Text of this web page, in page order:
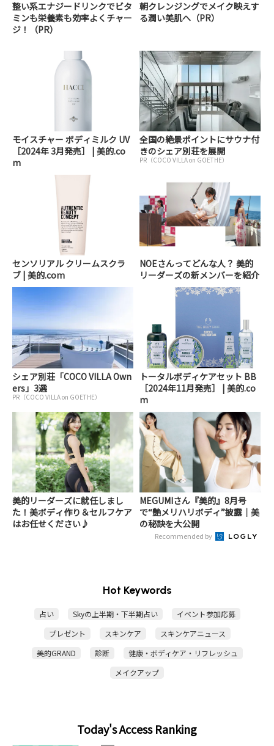
整い系エナジードリンクでビタ
ミンも栄養素も効率よくチャー
ジ！（PR）
朝クレンジングでメイク映えす
る潤い美肌へ（PR）
モイスチャー ボディミルク UV
［2024年 3月発売］ | 美的.co
m
全国の絶景ポイントにサウナ付
きのシェア別荘を展開
PR（COCO VILLA on GOETHE）
センソリアル クリームスクラ
ブ | 美的.com
NOEさんってどんな人？ 美的
リーダーズの新メンバーを紹介
シェア別荘「COCO VILLA Own
ers」3選
PR（COCO VILLA on GOETHE）
トータルボディケアセット BB
［2024年11月発売］ | 美的.co
m
美的リーダーズに就任しまし
た！美ボディ作り＆セルフケア
はお任せください♪
MEGUMIさん『美的』8月号
で“艶メリハリボディ”披露｜美
の秘訣を大公開
Recommended by
Hot Keywords
占い Skyの上半期・下半期占い
イベント参加応募
プレゼント
スキンケア
スキンケアニュース
美的GRAND
診断
健康・ボディケア・リフレッシュ
メイクアップ
Today's Access Ranking